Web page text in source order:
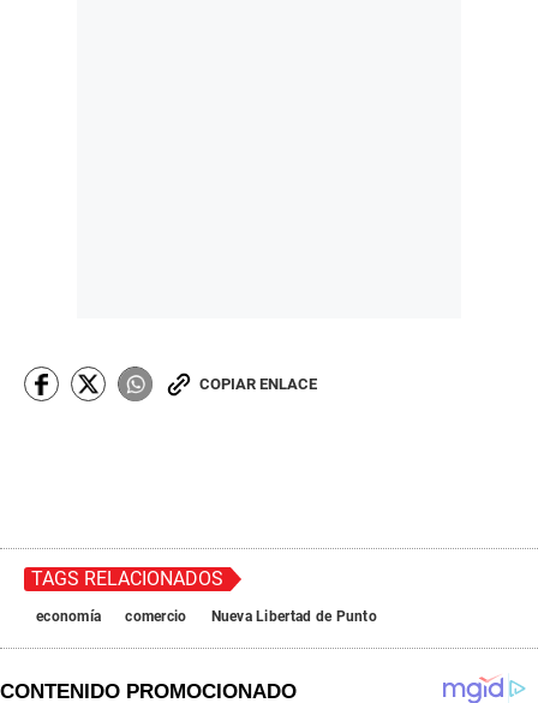
COPIAR ENLACE
TAGS RELACIONADOS
economía comercio Nueva Libertad de Punto